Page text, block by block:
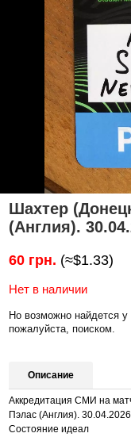
Шахтер
(Англия).
60 грн. (≈$1.33)
Нет в наличии
Но возможно найдется у
пожалуйста, поиском.
Описание
Аккредитация СМИ на
Пэлас (Англия).
Состояние идеал